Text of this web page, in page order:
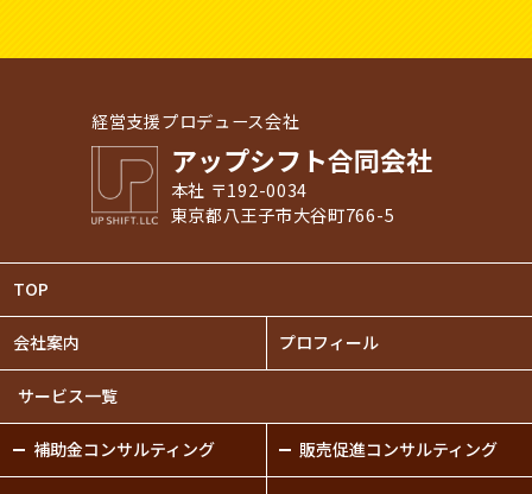
経営支援プロデュース会社
アップシフト合同会社
本社 〒192-0034
東京都八王子市大谷町766-5
TOP
会社案内 プロフィール
サービス一覧
補助金コンサルティング 販売促進コンサルティング